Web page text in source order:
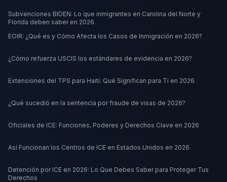
Subvenciones BIDEN: Lo que inmigrantes en Carolina del Norte y
Florida deben saber en 2026
EOIR: ¿Qué es y Cómo Afecta los Casos de Inmigración en 2026?
¿Cómo refuerza USCIS los estándares de evidencia en 2026?
Extensiones del TPS para Haití: Qué Significan para Ti en 2026
¿Qué sucedió en la sentencia por fraude de visas de 2026?
Oficiales de ICE: Funciones, Poderes y Derechos Clave en 2026
Así Funcionan los Centros de ICE en Estados Unidos en 2026
Detención por ICE en 2026: Lo Que Debes Saber para Proteger Tus
Derechos